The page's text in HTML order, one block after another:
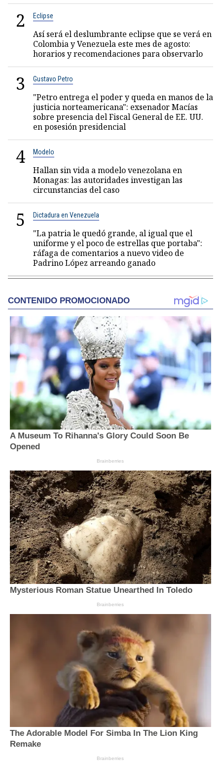
2 Eclipse
Así será el deslumbrante eclipse que se verá en
Colombia y Venezuela este mes de agosto:
horarios y recomendaciones para observarlo
3 Gustavo Petro
"Petro entrega el poder y queda en manos de la
justicia norteamericana": exsenador Macías
sobre presencia del Fiscal General de EE. UU.
en posesión presidencial
4 Modelo
Hallan sin vida a modelo venezolana en
Monagas: las autoridades investigan las
circunstancias del caso
5 Dictadura en Venezuela
"La patria le quedó grande, al igual que el
uniforme y el poco de estrellas que portaba":
ráfaga de comentarios a nuevo video de
Padrino López arreando ganado